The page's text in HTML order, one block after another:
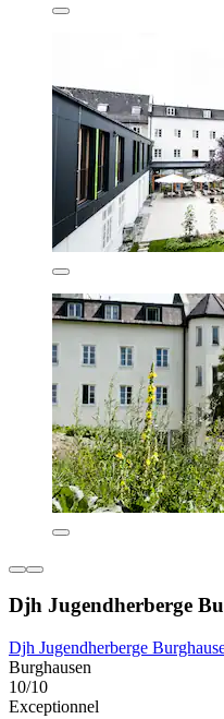
Djh Jugendherberge
Djh Jugendherberge
Burghausen
10/10
Exceptionnel